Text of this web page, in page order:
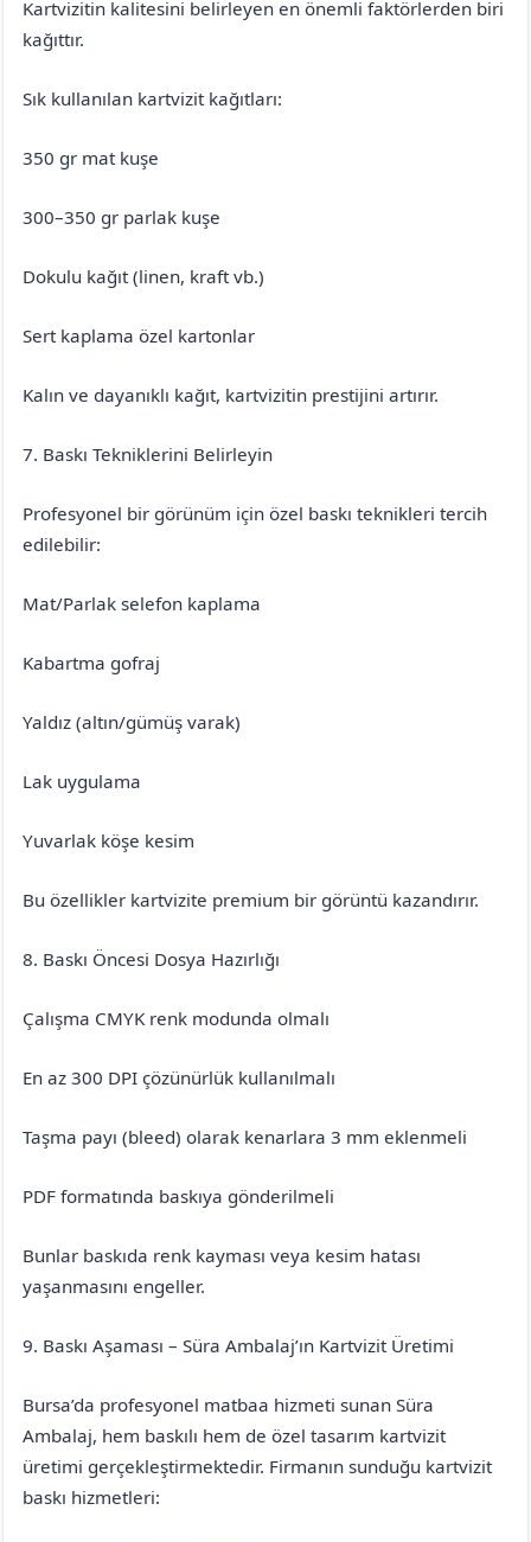
Kartvizitin kalitesini belirleyen en önemli faktörlerden biri
kağıttır.
Sık kullanılan kartvizit kağıtları:
350 gr mat kuşe
300–350 gr parlak kuşe
Dokulu kağıt (linen, kraft vb.)
Sert kaplama özel kartonlar
Kalın ve dayanıklı kağıt, kartvizitin prestijini artırır.
7. Baskı Tekniklerini Belirleyin
Profesyonel bir görünüm için özel baskı teknikleri tercih
edilebilir:
Mat/Parlak selefon kaplama
Kabartma gofraj
Yaldız (altın/gümüş varak)
Lak uygulama
Yuvarlak köşe kesim
Bu özellikler kartvizite premium bir görüntü kazandırır.
8. Baskı Öncesi Dosya Hazırlığı
Çalışma CMYK renk modunda olmalı
En az 300 DPI çözünürlük kullanılmalı
Taşma payı (bleed) olarak kenarlara 3 mm eklenmeli
PDF formatında baskıya gönderilmeli
Bunlar baskıda renk kayması veya kesim hatası
yaşanmasını engeller.
9. Baskı Aşaması – Süra Ambalaj’ın Kartvizit Üretimi
Bursa’da profesyonel matbaa hizmeti sunan Süra
Ambalaj, hem baskılı hem de özel tasarım kartvizit
üretimi gerçekleştirmektedir. Firmanın sunduğu kartvizit
baskı hizmetleri: